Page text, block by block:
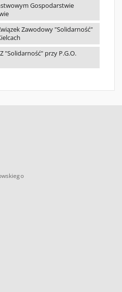
Gospodarstwie
Zawodowy "Solidarność"
"Solidarność" przy P.G.O.